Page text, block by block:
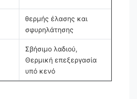
θερμής έλασης και
σφυρηλάτησης
Σβήσιμο λαδιού,
Θερμική επεξεργασία
υπό κενό